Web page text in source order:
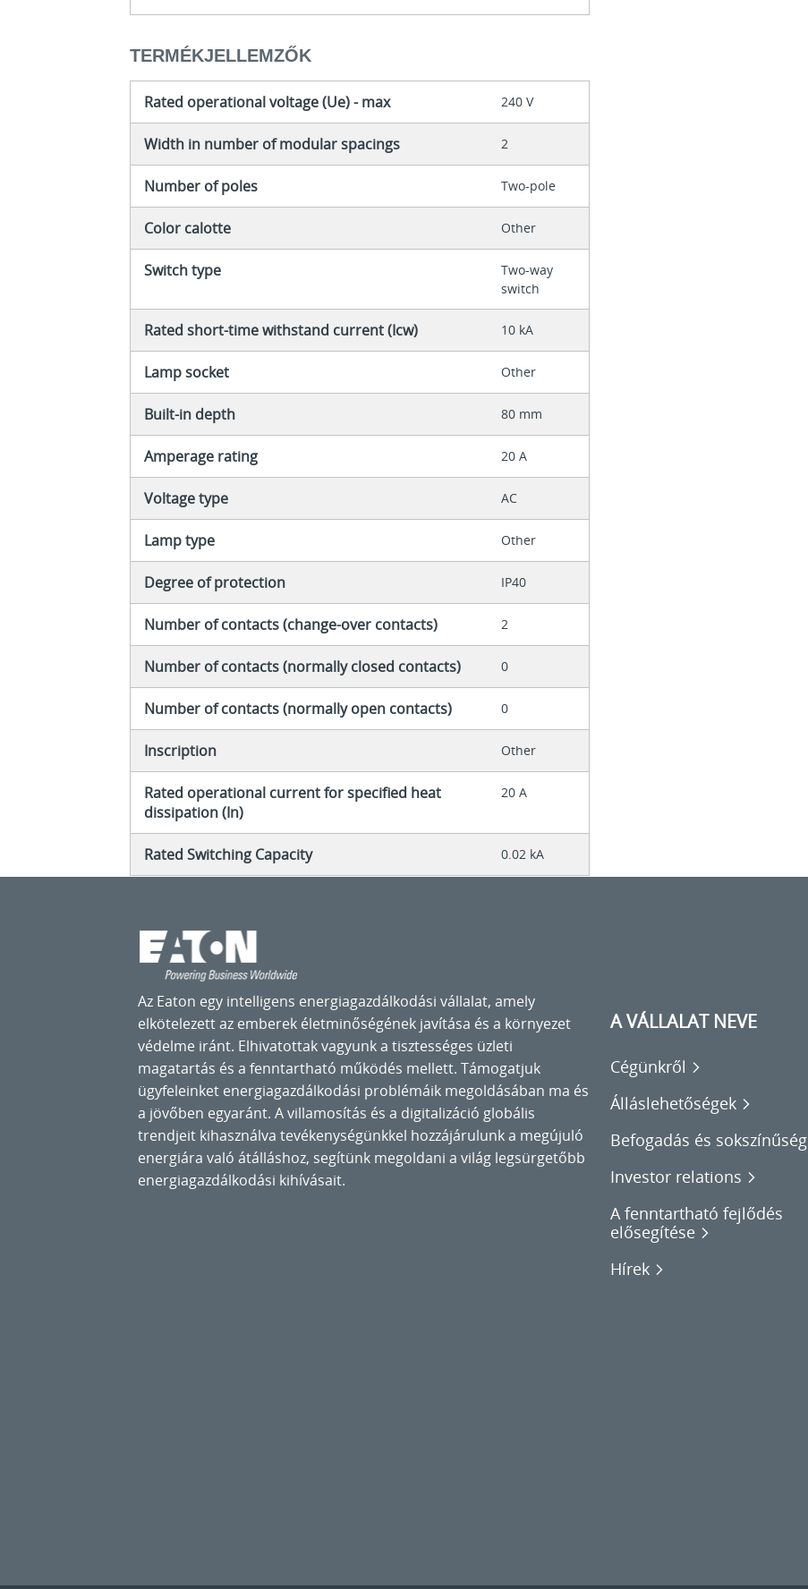
TERMÉKJELLEMZŐK
Rated operational voltage (Ue) - max 240 V
Width in number of modular spacings 2
Number of poles Two-pole
Color calotte Other
Switch type
Two-way
switch
Rated short-time withstand current (Icw) 10 kA
Lamp socket Other
Built-in depth 80 mm
Amperage rating 20 A
Voltage type AC
Lamp type Other
Degree of protection IP40
Number of contacts (change-over contacts) 2
Number of contacts (normally closed contacts) 0
Number of contacts (normally open contacts) 0
Inscription Other
Rated operational current for specified heat
dissipation (In)
20 A
Rated Switching Capacity 0.02 kA
Az Eaton egy intelligens energiagazdálkodási vállalat, amely
elkötelezett az emberek életminőségének javítása és a környezet
védelme iránt. Elhivatottak vagyunk a tisztességes üzleti
magatartás és a fenntartható működés mellett. Támogatjuk
ügyfeleinket energiagazdálkodási problémáik megoldásában ma és
a jövőben egyaránt. A villamosítás és a digitalizáció globális
trendjeit kihasználva tevékenységünkkel hozzájárulunk a megújuló
energiára való átálláshoz, segítünk megoldani a világ legsürgetőbb
energiagazdálkodási kihívásait.
A VÁLLALAT NEVE
Cégünkről
Álláslehetőségek
Befogadás és sokszínűség
Investor relations
A fenntartható fejlődés
elősegítése
Hírek